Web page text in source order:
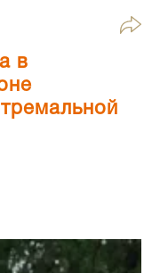
в